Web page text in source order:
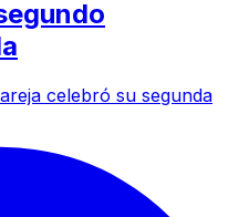
celebró su segunda